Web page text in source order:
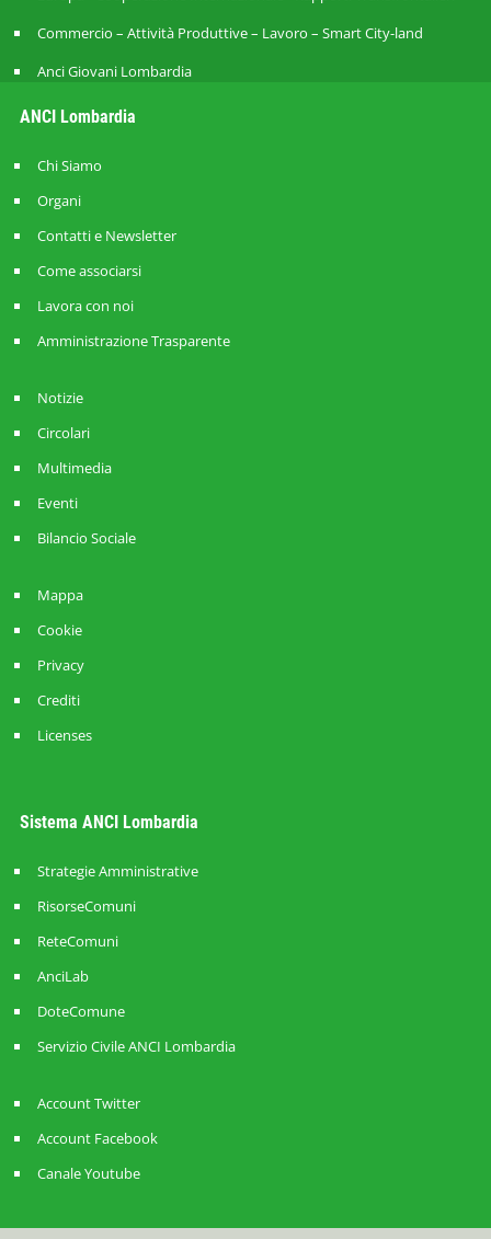
Commercio – Attività Produttive – Lavoro – Smart City-land
Anci Giovani Lombardia
ANCI Lombardia
Chi Siamo
Organi
Contatti e Newsletter
Come associarsi
Lavora con noi
Amministrazione Trasparente
Notizie
Circolari
Multimedia
Eventi
Bilancio Sociale
Mappa
Cookie
Privacy
Crediti
Licenses
Sistema ANCI Lombardia
Strategie Amministrative
RisorseComuni
ReteComuni
AnciLab
DoteComune
Servizio Civile ANCI Lombardia
Account Twitter
Account Facebook
Canale Youtube